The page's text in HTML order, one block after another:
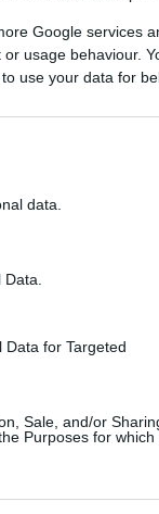
Google services
usage behaviour.
use your data for
data.
for Targeted
Sale, and/or
Purposes for which
la completarán
algunas
de baja
todas ellas,